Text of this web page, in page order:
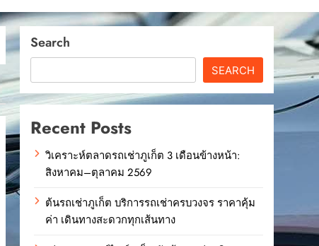
Search
SEARCH
Recent Posts
วิเคราะห์ตลาดรถเช่าภูเก็ต 3 เดือนข้างหน้า:
สิงหาคม–ตุลาคม 2569
ต้นรถเช่าภูเก็ต บริการรถเช่าครบวงจร ราคาคุ้ม
ค่า เดินทางสะดวกทุกเส้นทาง